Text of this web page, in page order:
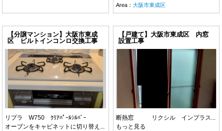
Area：大阪市東成区
【分譲マンション】大阪市東成
区 ビルトインコンロ交換工事
リプラ W750 ｸﾘｱﾊﾟｰﾙｼﾙﾊﾞｰ
オーブンをキャビネットに切り替え...
【戸建て】大阪市東成区 内窓
設置工事
断熱窓 リクシル インプラス...
もっと見る